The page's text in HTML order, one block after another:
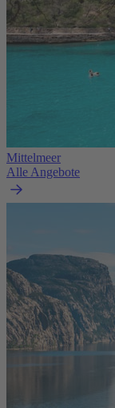
Mittelmeer
Alle Angebote